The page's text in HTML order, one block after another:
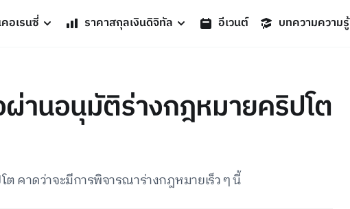
อเรนซี่ ราคาสกุลเงินดิจิทัล อีเวนต์ บทความความรู้
ผ่านอนุมัติร่างกฎหมายคริปโต
คาดว่าจะมีการพิจารณาร่างกฎหมายเร็ว ๆ นี้